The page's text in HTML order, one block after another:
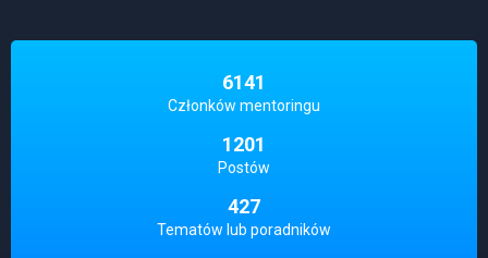
6141
Członków mentoringu
1201
Postów
427
Tematów lub poradników